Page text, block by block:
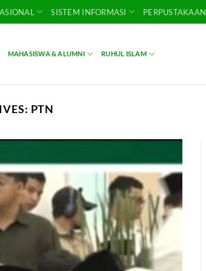
SISTEM INFORMASI PERPUSTAKAAN
MAHASISWA & ALUMNI RUHUL ISLAM
PTN